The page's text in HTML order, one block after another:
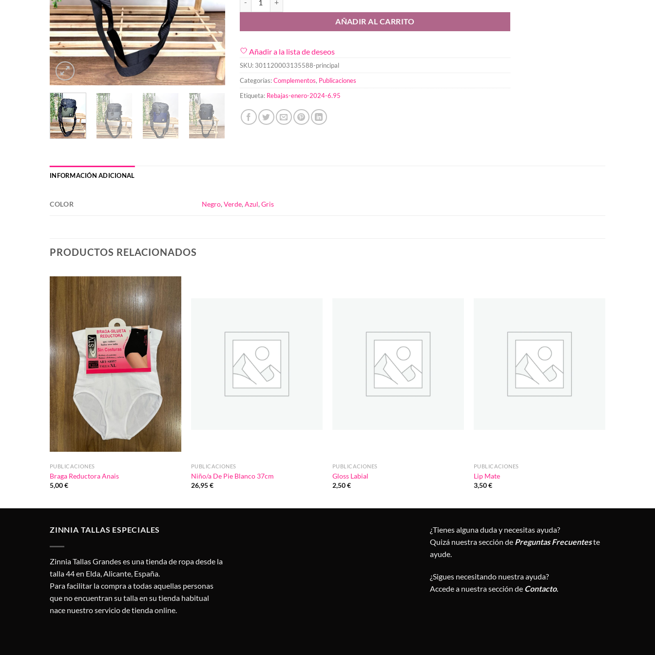
AÑADIR AL CARRITO
Añadir a la lista de deseos
SKU: 301120003135588-principal
Categorías:Complementos, Publicaciones
Etiqueta: Rebajas-enero-2024-6.95
INFORMACIÓN ADICIONAL
COLOR Negro,Verde,Azul,Gris
PRODUCTOS RELACIONADOS
PUBLICACIONES
Braga Reductora Anais
5,00€
PUBLICACIONES
Niño/a De Pie Blanco 37cm
26,95€
PUBLICACIONES
Gloss Labial
2,50€
PUBLICACIONES
Lip Mate
3,50€
ZINNIA TALLAS ESPECIALES
Zinnia Tallas Grandes es una tienda de ropa desde la
talla 44 en Elda, Alicante, España.
Para facilitar la compra a todas aquellas personas
que no encuentran su talla en su tienda habitual
nace nuestro servicio de tienda online.
¿Tienes alguna duda y necesitas ayuda?
Quizá nuestra sección de Preguntas Frecuenteste
ayude.
¿Sigues necesitando nuestra ayuda?
Accede a nuestra sección de Contacto.